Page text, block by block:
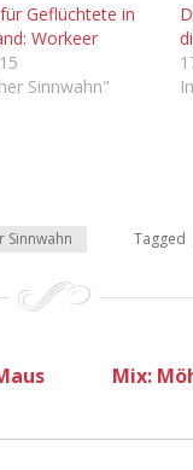
Geflüchtete in
Workeer
Sinnwahn"
Sinnwahn Tagged
Mix: